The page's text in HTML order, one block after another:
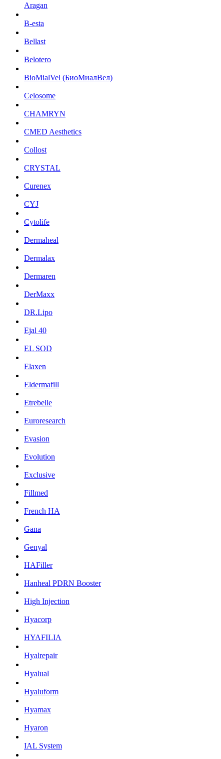
Aragan
B-esta
Bellast
Belotero
BioMialVel (БиоМиалВел)
Celosome
CHAMRYN
CMED Aesthetics
Collost
CRYSTAL
Curenex
CYJ
Cytolife
Dermaheal
Dermalax
Dermaren
DerMaxx
DR.Lipo
Ejal 40
EL SOD
Elaxen
Eldermafill
Etrebelle
Euroresearch
Evasion
Evolution
Exclusive
Fillmed
French HA
Gana
Genyal
HAFiller
Hanheal PDRN Booster
High Injection
Hyacorp
HYAFILIA
Hyalrepair
Hyalual
Hyaluform
Hyamax
Hyaron
IAL System